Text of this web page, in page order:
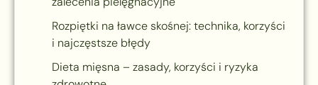
Rozpiętki na ławce skośnej: technika, korzyści
i najczęstsze błędy
Dieta mięsna – zasady, korzyści i ryzyka